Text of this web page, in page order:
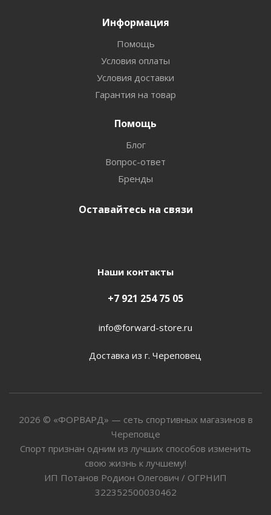
Информация
Помощь
Условия оплаты
Условия доставки
Гарантия на товар
Помощь
Блог
Вопрос-ответ
Бренды
Оставайтесь на связи
Наши контакты
+7 921 254 75 05
info@forward-store.ru
Доставка из г. Череповец
2026 © «ФОРВАРД» — сеть спортивных магазинов в
Череповце
Спорт признан одним из лучших способов изменить
свою жизнь к лучшему!
ИП Потанов Родион Олегович / ОГРНИП
322352500030462